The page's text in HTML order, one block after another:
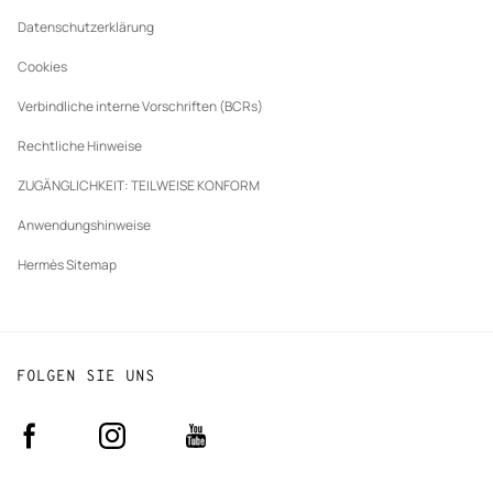
Datenschutzerklärung
Cookies
Verbindliche interne Vorschriften (BCRs)
Rechtliche Hinweise
ZUGÄNGLICHKEIT: TEILWEISE KONFORM
Anwendungshinweise
Hermès Sitemap
FOLGEN SIE UNS
Facebook Instagram
(neues
Youtube
(neues